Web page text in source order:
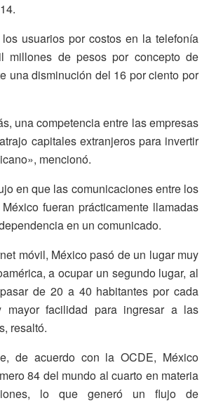
usuarios por costos en la telefonía
millones de pesos por concepto de
una disminución del 16 por ciento por
una competencia entre las empresas
capitales extranjeros para invertir
mencionó.
en que las comunicaciones entre los
fueran prácticamente llamadas
en un comunicado.
móvil, México pasó de un lugar muy
a ocupar un segundo lugar, al
de 20 a 40 habitantes por cada
mayor facilidad para ingresar a las
resaltó.
de acuerdo con la OCDE, México
84 del mundo al cuarto en materia
lo que generó un flujo de